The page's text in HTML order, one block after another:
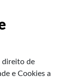
direito de
e Cookies a